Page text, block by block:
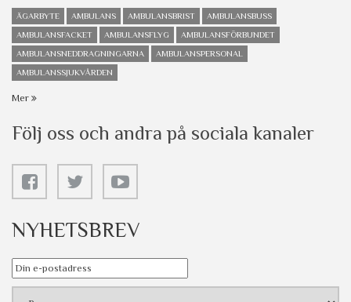
ÄGARBYTE AMBULANS AMBULANSBRIST
AMBULANSBUSS
AMBULANSFACKET
AMBULANSFLYG
AMBULANSFÖRBUNDET
AMBULANSNEDDRAGNINGARNA
AMBULANSPERSONAL
AMBULANSSJUKVÅRDEN
Mer
Följ oss och andra på sociala kanaler
NYHETSBREV